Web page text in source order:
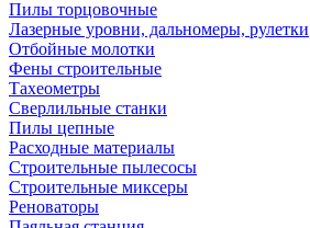
Пилы торцовочные
Лазерные уровни, дальномеры, рулетки
Отбойные молотки
Фены строительные
Тахеометры
Сверлильные станки
Пилы цепные
Расходные материалы
Строительные пылесосы
Строительные миксеры
Реноваторы